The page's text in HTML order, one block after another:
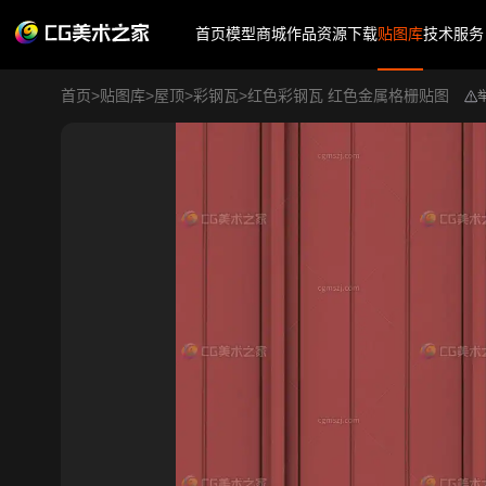
首页模型商城作品资源下载贴图库技术服务
首页>贴图库>屋顶>彩钢瓦>红色彩钢瓦 红色金属格栅贴图